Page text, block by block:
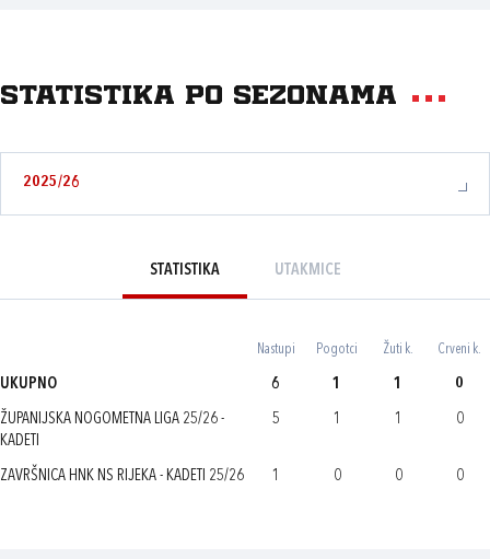
Statistika po sezonama
2025/26
STATISTIKA UTAKMICE
Nastupi Pogotci Žuti k. Crveni k.
UKUPNO 6 1 1 0
ŽUPANIJSKA NOGOMETNA LIGA 25/26 -
KADETI
5 1 1 0
ZAVRŠNICA HNK NS RIJEKA - KADETI 25/26 1 0 0 0